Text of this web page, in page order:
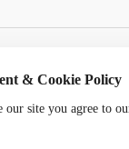
& Cookie Policy
site you agree to